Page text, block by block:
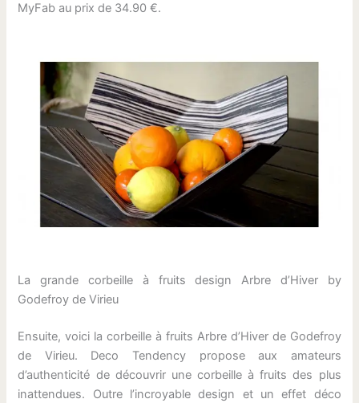
MyFab au prix de 34.90 €.
La grande corbeille à fruits design Arbre d’Hiver by
Godefroy de Virieu
Ensuite, voici la corbeille à fruits Arbre d’Hiver de Godefroy
de Virieu. Deco Tendency propose aux amateurs
d’authenticité de découvrir une corbeille à fruits des plus
inattendues. Outre l’incroyable design et un effet déco